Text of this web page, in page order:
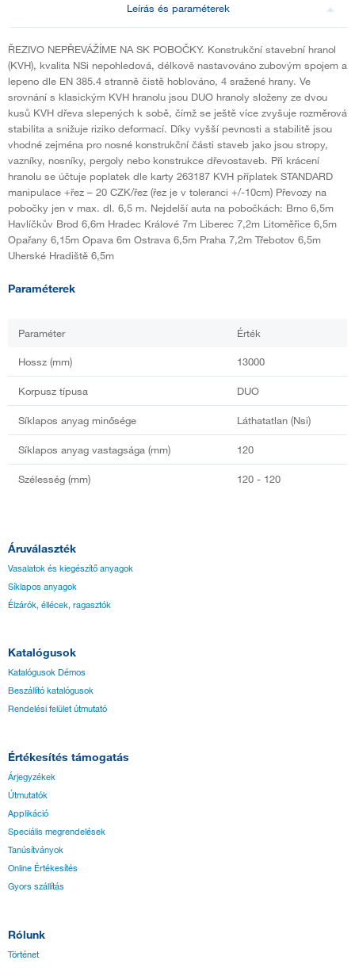
Leírás és paraméterek
ŘEZIVO NEPŘEVÁŽÍME NA SK POBOČKY. Konstrukční stavební hranol
(KVH), kvalita NSi nepohledová, délkově nastavováno zubovým spojem a
lepeno dle EN 385.4 stranně čistě hoblováno, 4 sražené hrany. Ve
srovnání s klasickým KVH hranolu jsou DUO hranoly složeny ze dvou
kusů KVH dřeva slepených k sobě, čímž se ještě více zvyšuje rozměrová
stabilita a snižuje riziko deformací. Díky vyšší pevnosti a stabilitě jsou
vhodné zejména pro nosné konstrukční části staveb jako jsou stropy,
vazníky, nosníky, pergoly nebo konstrukce dřevostaveb. Při krácení
hranolu se účtuje poplatek dle karty 263187 KVH příplatek STANDARD
manipulace +řez – 20 CZK/řez (řez je v toleranci +/-10cm) Převozy na
pobočky jen v max. dl. 6,5 m. Nejdelší auta na pobočkách: Brno 6,5m
Havlíčkův Brod 6,6m Hradec Králové 7m Liberec 7,2m Litoměřice 6,5m
Opařany 6,15m Opava 6m Ostrava 6,5m Praha 7,2m Třebotov 6,5m
Uherské Hradiště 6,5m
Paraméterek
Paraméter Érték
Hossz (mm) 13000
Korpusz típusa DUO
Síklapos anyag minősége Láthatatlan (Nsi)
Síklapos anyag vastagsága (mm) 120
Szélesség (mm) 120 - 120
Áruválaszték
Vasalatok és kiegészítő anyagok
Síklapos anyagok
Élzárók, éllécek, ragasztók
Katalógusok
Katalógusok Démos
Beszállító katalógusok
Rendelési felület útmutató
Értékesítés támogatás
Árjegyzékek
Útmutatók
Applikáció
Speciális megrendelések
Tanúsítványok
Online Értékesítés
Gyors szállítás
Rólunk
Történet